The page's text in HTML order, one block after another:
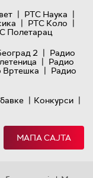
| РТС Наука |
| РТС Коло |
Полетарац
2 | Радио
| Радио
Вртешка | Радио
| Конкурси |
МАПА САЈТА